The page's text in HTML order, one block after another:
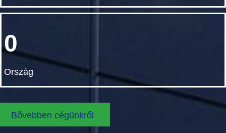
0
Ország
Bővebben cégünkről